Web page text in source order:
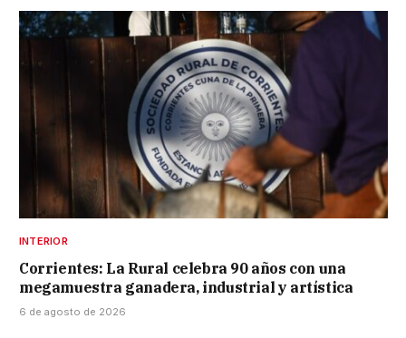
INTERIOR
Corrientes: La Rural celebra 90 años con una
megamuestra ganadera, industrial y artística
6 de agosto de 2026